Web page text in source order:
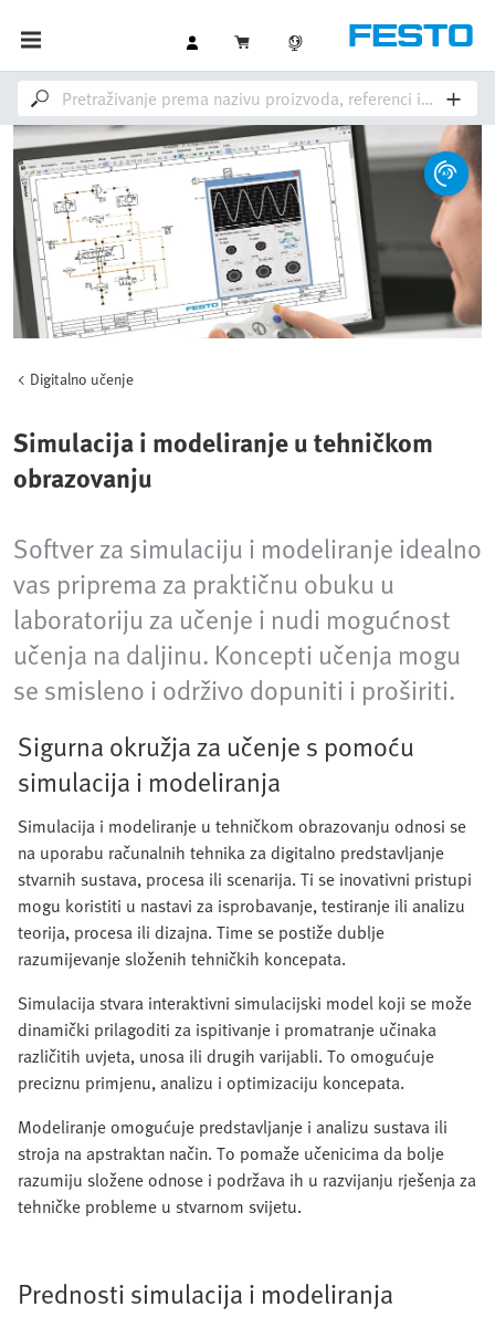
Digitalno učenje
Simulacija i modeliranje u tehničkom
obrazovanju
Softver za simulaciju i modeliranje idealno
vas priprema za praktičnu obuku u
laboratoriju za učenje i nudi mogućnost
učenja na daljinu. Koncepti učenja mogu
se smisleno i održivo dopuniti i proširiti.
Sigurna okružja za učenje s pomoću
simulacija i modeliranja
Simulacija i modeliranje u tehničkom obrazovanju odnosi se
na uporabu računalnih tehnika za digitalno predstavljanje
stvarnih sustava, procesa ili scenarija. Ti se inovativni pristupi
mogu koristiti u nastavi za isprobavanje, testiranje ili analizu
teorija, procesa ili dizajna. Time se postiže dublje
razumijevanje složenih tehničkih koncepata.
Simulacija stvara interaktivni simulacijski model koji se može
dinamički prilagoditi za ispitivanje i promatranje učinaka
različitih uvjeta, unosa ili drugih varijabli. To omogućuje
preciznu primjenu, analizu i optimizaciju koncepata.
Modeliranje omogućuje predstavljanje i analizu sustava ili
stroja na apstraktan način. To pomaže učenicima da bolje
razumiju složene odnose i podržava ih u razvijanju rješenja za
tehničke probleme u stvarnom svijetu.
Prednosti simulacija i modeliranja